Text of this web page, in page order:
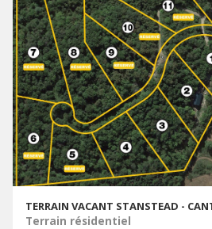
TERRAIN VACANT STANSTEAD -
Terrain résidentiel